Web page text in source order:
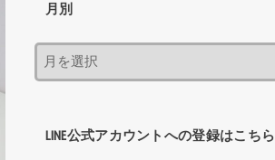
月別
LINE公式アカウントへの登録はこちら